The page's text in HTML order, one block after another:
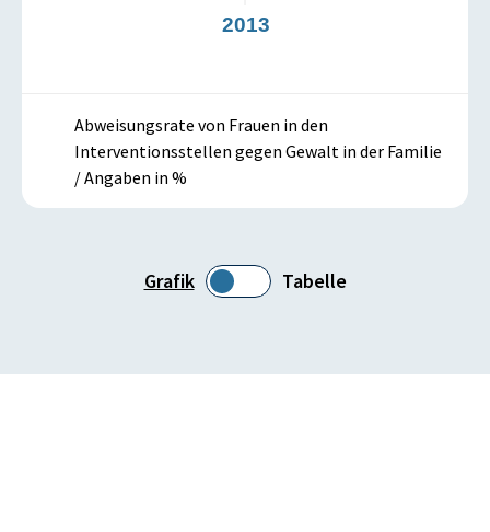
Grafik Tabelle
2013
Abweisungsrate von Frauen in den
Interventionsstellen gegen Gewalt in der Familie
/ Angaben in %